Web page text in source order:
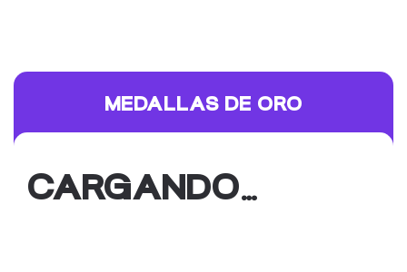
MEDALLAS DE ORO
CARGANDO…